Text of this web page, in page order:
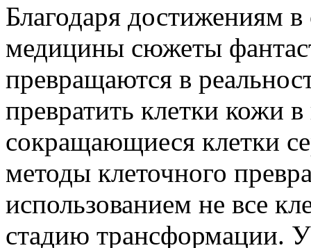
Благодаря достижениям в
медицины сюжеты
превращаются в
превратить клетки кожи
сокращающиеся клетки
методы клеточного
использованием не все
стадию трансформации.